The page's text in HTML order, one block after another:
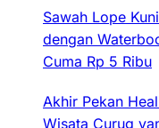
Sawah Lope
dengan
Cuma Rp 5 Ribu
Akhir Pekan
Wisata Curug